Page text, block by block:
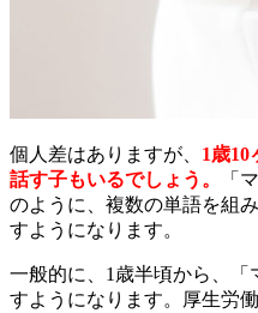
個人差はありますが、 1歳10
話す子もいるでしょう。
「
のように、複数の単語を組
すようになります。
一般的に、1歳半頃から、
すようになります。厚生労